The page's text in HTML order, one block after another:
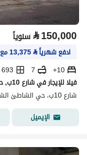
⃁150,000 سنوياً
ادفع شهرياً⃁
13,375مع
10+
7
693 م2
فيلا للإيجار في شارع 10ب, حي الشاطئ الشرقي, مدينة الدمام
شارع 10ب، حي الشاطئ الشرقي، الدمام
الإيميل